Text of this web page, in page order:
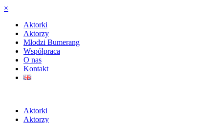
×
Aktorki
Aktorzy
Młodzi Bumerang
Współpraca
O nas
Kontakt
Aktorki
Aktorzy